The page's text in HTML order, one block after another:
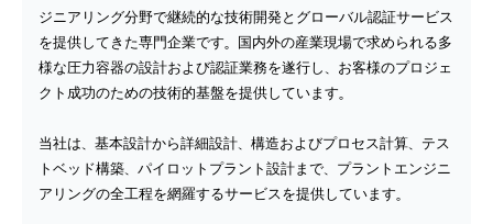
ジニアリング分野で継続的な技術開発とグローバル認証サービス
を提供してきた専門企業です。国内外の産業現場で求められる多
様な圧力容器の設計および認証業務を遂行し、お客様のプロジェ
クト成功のための技術的基盤を提供しています。
当社は、基本設計から詳細設計、構造およびプロセス計算、テス
トベッド構築、パイロットプラント設計まで、プラントエンジニ
アリングの全工程を網羅するサービスを提供しています。